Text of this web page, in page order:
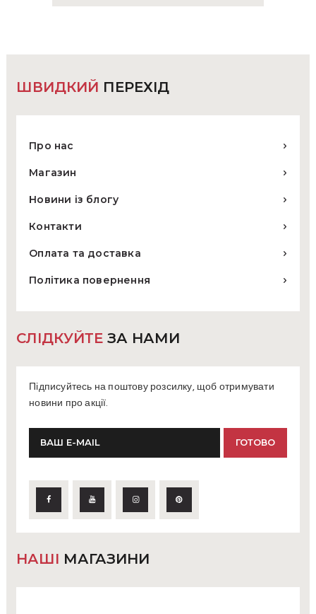
ШВИДКИЙ ПЕРЕХІД
Про нас
Магазин
Новини із блогу
Контакти
Оплата та доставка
Політика повернення
СЛІДКУЙТЕ ЗА НАМИ
Підписуйтесь на поштову розсилку, щоб отримувати
новини про акції.
НАШІ МАГАЗИНИ